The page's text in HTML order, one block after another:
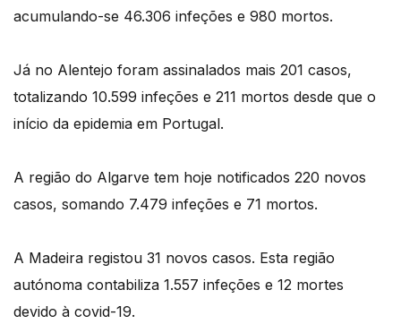
acumulando-se 46.306 infeções e 980 mortos.
Já no Alentejo foram assinalados mais 201 casos,
totalizando 10.599 infeções e 211 mortos desde que o
início da epidemia em Portugal.
A região do Algarve tem hoje notificados 220 novos
casos, somando 7.479 infeções e 71 mortos.
A Madeira registou 31 novos casos. Esta região
autónoma contabiliza 1.557 infeções e 12 mortes
devido à covid-19.